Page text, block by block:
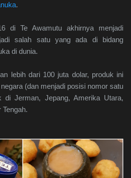
.
di Te Awamutu akhirnya menjadi
salah satu yang ada di bidang
di dunia.
lebih dari 100 juta dolar, produk ini
(dan menjadi posisi nomor satu
di Jerman, Jepang, Amerika Utara,
Tengah.